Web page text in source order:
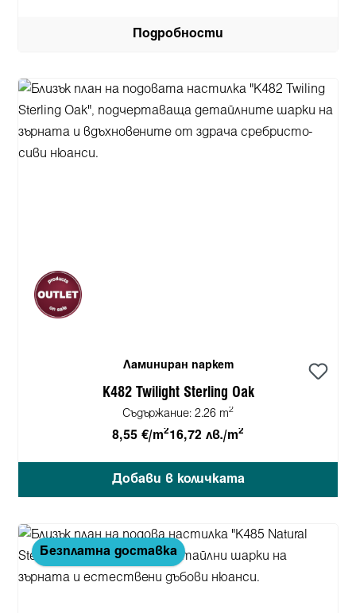
Подробности
Ламиниран паркет
K482 Twilight Sterling Oak
Съдържание: 2.26 m2
8,55 €/m216,72 лв./m2
Добави в количката
Безплатна доставка